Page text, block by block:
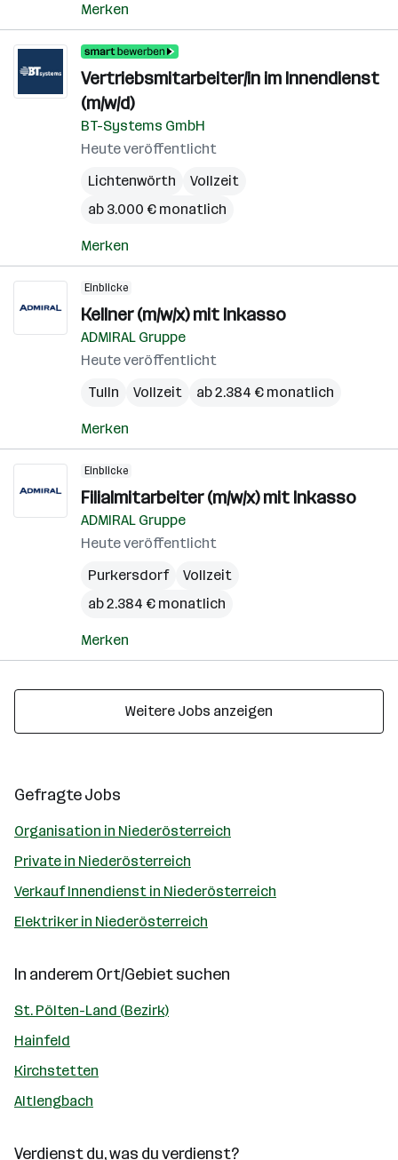
Merken
Vertriebsmitarbeiter/in im Innendienst
(m/w/d)
BT-Systems GmbH
Heute veröffentlicht
Lichtenwörth
Vollzeit
ab 3.000 € monatlich
Merken
Einblicke
Kellner (m/w/x) mit Inkasso
ADMIRAL Gruppe
Heute veröffentlicht
Tulln
Vollzeit ab 2.384 € monatlich
Merken
Einblicke
Filialmitarbeiter (m/w/x) mit Inkasso
ADMIRAL Gruppe
Heute veröffentlicht
Purkersdorf
Vollzeit
ab 2.384 € monatlich
Merken
Weitere Jobs anzeigen
Gefragte Jobs
Organisation in Niederösterreich
Private in Niederösterreich
Verkauf Innendienst in Niederösterreich
Elektriker in Niederösterreich
In anderem Ort/Gebiet suchen
St. Pölten-Land (Bezirk)
Hainfeld
Kirchstetten
Altlengbach
Verdienst du, was du verdienst?